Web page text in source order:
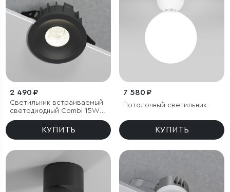
2 490 ₽
Светильник встраиваемый
светодиодный Combi 15W
4000K черный
КУПИТЬ
7 580 ₽
Потолочный светильник
КУПИТЬ